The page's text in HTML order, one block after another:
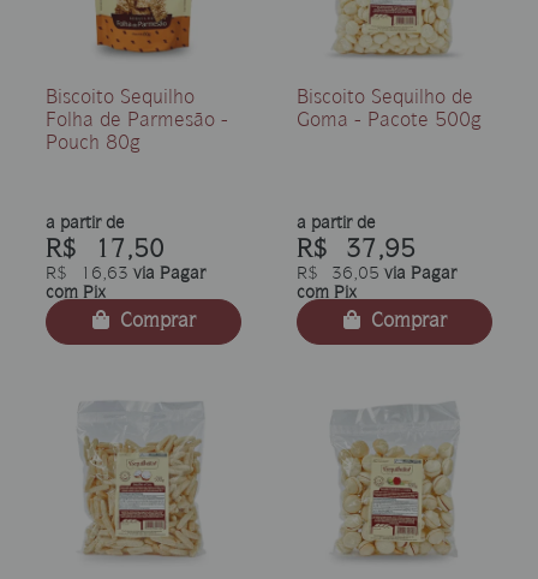
Biscoito Sequilho
Folha de Parmesão -
Pouch 80g
a partir de
R$ 17,50
R$ 16,63 via Pagar
com Pix
Comprar
Biscoito Sequilho de
Goma - Pacote 500g
a partir de
R$ 37,95
R$ 36,05 via Pagar
com Pix
Comprar